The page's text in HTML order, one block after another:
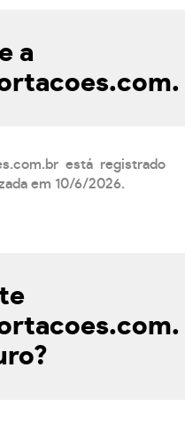
a
está registrado
em 10/6/2026.